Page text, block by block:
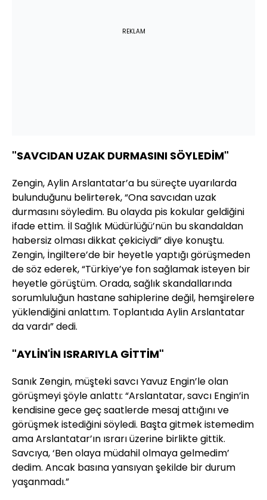
REKLAM
"SAVCIDAN UZAK DURMASINI SÖYLEDİM"
Zengin, Aylin Arslantatar’a bu süreçte uyarılarda
bulunduğunu belirterek, “Ona savcıdan uzak
durmasını söyledim. Bu olayda pis kokular geldiğini
ifade ettim. İl Sağlık Müdürlüğü’nün bu skandaldan
habersiz olması dikkat çekiciydi” diye konuştu.
Zengin, İngiltere’de bir heyetle yaptığı görüşmeden
de söz ederek, “Türkiye’ye fon sağlamak isteyen bir
heyetle görüştüm. Orada, sağlık skandallarında
sorumluluğun hastane sahiplerine değil, hemşirelere
yüklendiğini anlattım. Toplantıda Aylin Arslantatar
da vardı” dedi.
"AYLİN'İN ISRARIYLA GİTTİM"
Sanık Zengin, müşteki savcı Yavuz Engin’le olan
görüşmeyi şöyle anlattı: “Arslantatar, savcı Engin’in
kendisine gece geç saatlerde mesaj attığını ve
görüşmek istediğini söyledi. Başta gitmek istemedim
ama Arslantatar’ın ısrarı üzerine birlikte gittik.
Savcıya, ‘Ben olaya müdahil olmaya gelmedim’
dedim. Ancak basına yansıyan şekilde bir durum
yaşanmadı.”